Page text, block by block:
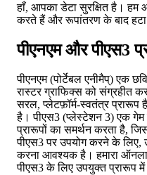
हाँ, आपका डेटा सुरक्षित है। हम
करते हैं और रूपांतरण के बाद
पीएनएम और पीएस3
पीएनएम (पोर्टेबल एनीमैप्) एक
रास्टर ग्राफिक्स को संग्रहीत
सरल, प्लेटफ़ॉर्म-स्वतंत्र
है। पीएस3 (प्लेस्टेशन 3) एक गेम
प्रारूपों का समर्थन करता है,
पीएस3 पर उपयोग करने के लिए,
करना आवश्यक है। हमारा
पीएस3 के लिए उपयुक्त प्रारूप